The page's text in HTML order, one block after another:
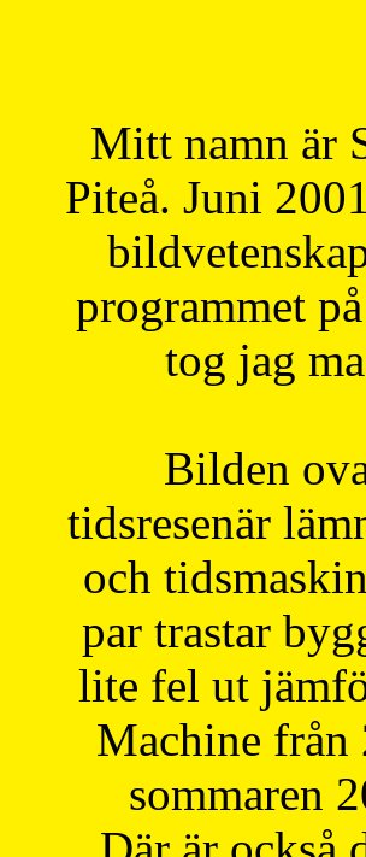
Mitt namn är
Piteå. Juni
programmet
tog jag
Bilden
tidsresenär
och
par trastar
lite fel ut
Machine från
sommaren